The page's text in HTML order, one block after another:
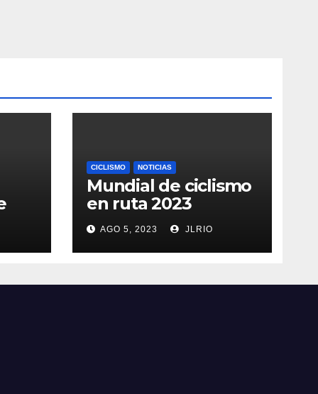
CICLISMO NOTICIAS
Mundial de ciclismo
en ruta 2023
AGO 5, 2023 JLRIO